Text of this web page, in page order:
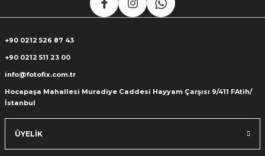
+90 0212 526 87 43
+90 0212 511 23 00
info@fotofix.com.tr
Hocapaşa Mahallesi Muradiye Caddesi Hayyam Çarşısı 9/411 FAtih/
İstanbul
ÜYELİK